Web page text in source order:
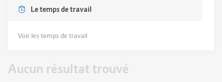
Le temps de travail
Voir les temps de travail
Aucun résultat trouvé